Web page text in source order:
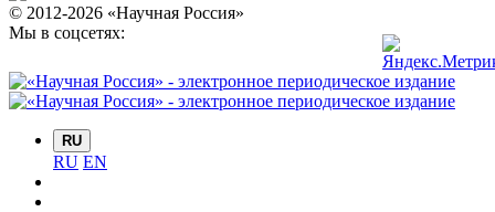
© 2012-2026 «Научная Россия»
Мы в соцсетях:
RU
RU EN